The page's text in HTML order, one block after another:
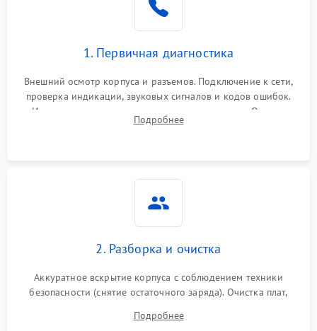
1. Первичная диагностика
Внешний осмотр корпуса и разъемов. Подключение к сети,
проверка индикации, звуковых сигналов и кодов ошибок.
Измерение входного и выходного напряжения. Оценка
реакции ИБП на отключение основного питания без
Подробнее
2. Разборка и очистка
Аккуратное вскрытие корпуса с соблюдением техники
безопасности (снятие остаточного заряда). Очистка плат,
и кистей для предотвращения перегрева и замыканий.
Подробнее